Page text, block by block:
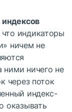
индексов
индикаторы
ничем не
ними ничего не
через поток
индекс-
оказывать